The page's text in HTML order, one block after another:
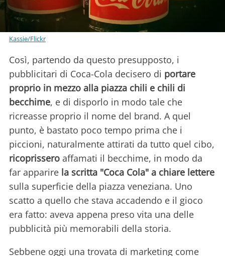
Kassie/Flickr
Così, partendo da questo presupposto, i
pubblicitari di Coca-Cola decisero di portare
proprio in mezzo alla piazza chili e chili di
becchime, e di disporlo in modo tale che
ricreasse proprio il nome del brand. A quel
punto, è bastato poco tempo prima che i
piccioni, naturalmente attirati da tutto quel cibo,
ricoprissero affamati il becchime, in modo da
far apparire la scritta "Coca Cola" a chiare lettere
sulla superficie della piazza veneziana. Uno
scatto a quello che stava accadendo e il gioco
era fatto: aveva appena preso vita una delle
pubblicità più memorabili della storia.
Sebbene oggi una trovata di marketing come